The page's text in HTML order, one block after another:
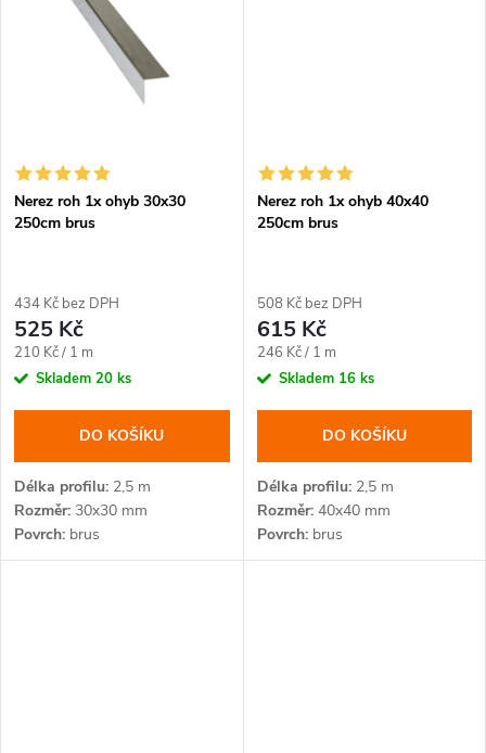
Nerez roh 1x ohyb 30x30
250cm brus
434 Kč bez DPH
525 Kč
Měrná
cena:
210 Kč / 1 m
Skladem 20 ks
DO KOŠÍKU
Délka profilu 2,5 m
Rozměr 30x30 mm
Povrch brus
Nerez roh 1x ohyb 40x40
250cm brus
508 Kč bez DPH
615 Kč
Měrná
cena:
246 Kč / 1 m
Skladem 16 ks
DO KOŠÍKU
Délka profilu2,5 m
Rozměr40x40 mm
Povrchbrus